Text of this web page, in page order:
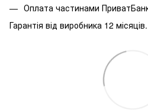
Оплата частинами
Гарантія від виробника 12 місяців.